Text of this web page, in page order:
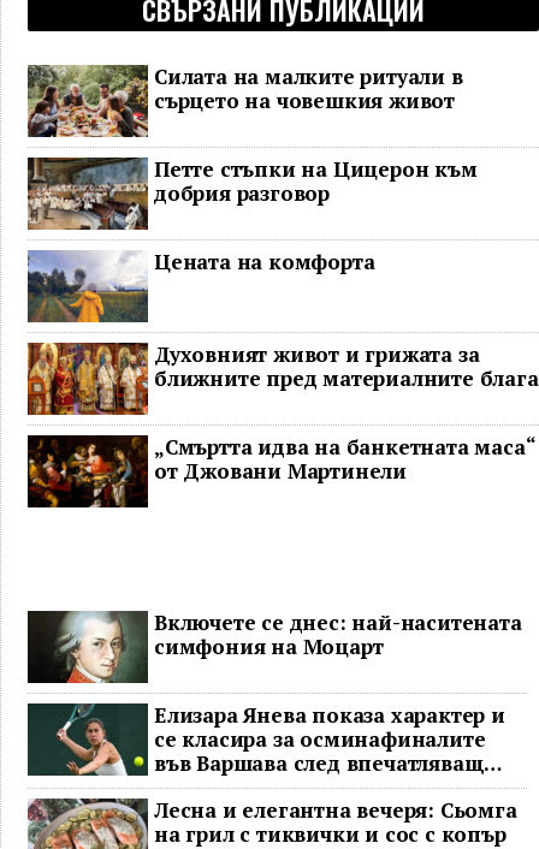
СВЪРЗАНИ ПУБЛИКАЦИИ
Силата на малките ритуали в
сърцето на човешкия живот
Петте стъпки на Цицерон към
добрия разговор
Цената на комфорта
Духовният живот и грижата за
ближните пред материалните блага
„Смъртта идва на банкетната маса“
от Джовани Мартинели
Включете се днес: най-наситената
симфония на Моцарт
Елизара Янева показа характер и
се класира за осминафиналите
във Варшава след впечатляващ
обрат
Лесна и елегантна вечеря: Сьомга
на грил с тиквички и сос с копър